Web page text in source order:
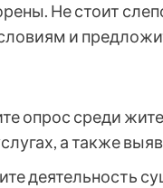
Не стоит
и
опрос среди
а также
деятельность